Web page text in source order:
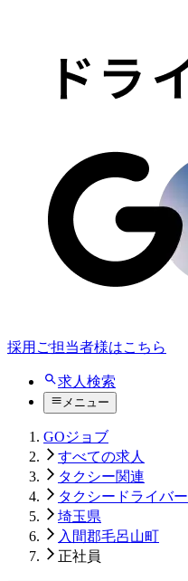
採用ご担当者様はこちら
求人検索
メニュー
GOジョブ
すべての求人
タクシー関連
タクシードライバー
埼玉県
入間郡毛呂山町
正社員